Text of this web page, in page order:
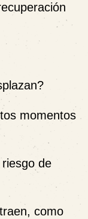
momentos
de
como